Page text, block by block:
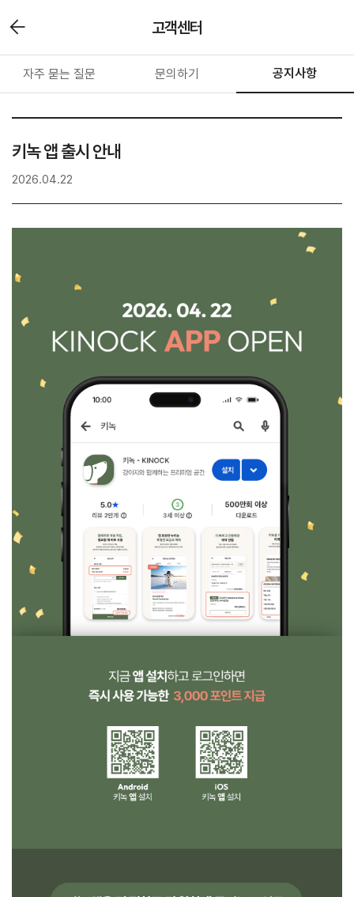
고객센터
자주 묻는 질문 문의하기 공지사항
키녹 앱 출시 안내
2026.04.22